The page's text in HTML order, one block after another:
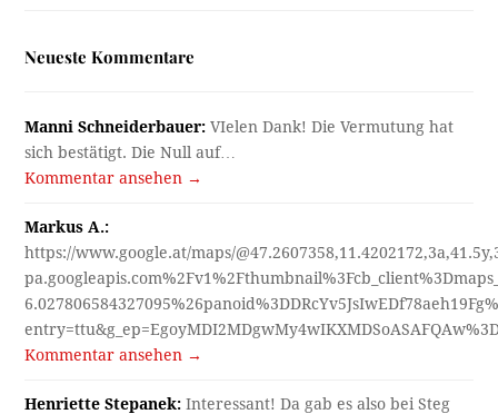
Neueste Kommentare
Manni Schneiderbauer: VIelen Dank! Die Vermutung hat
sich bestätigt. Die Null auf…
Kommentar ansehen →
Markus A.:
https://www.google.at/maps/
Kommentar ansehen →
Henriette Stepanek: Interessant! Da gab es also bei Steg